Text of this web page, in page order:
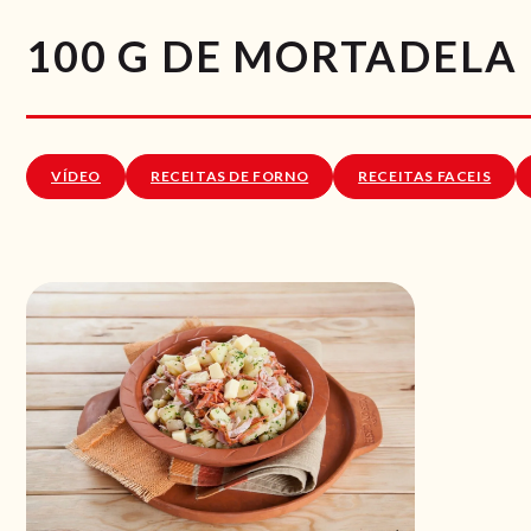
100 G DE MORTADELA
VÍDEO RECEITAS DE FORNO RECEITAS FACEIS